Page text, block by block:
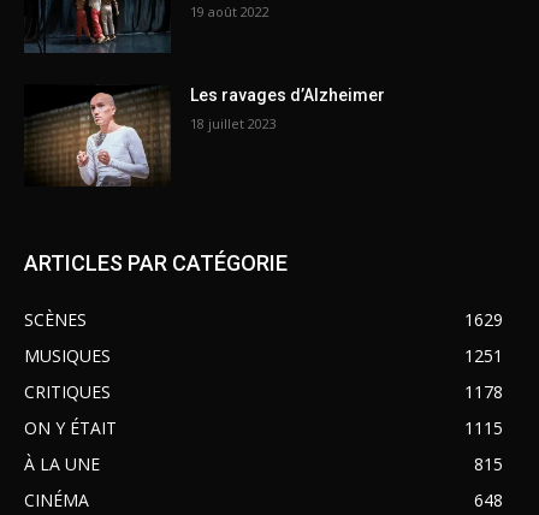
19 août 2022
Les ravages d’Alzheimer
18 juillet 2023
ARTICLES PAR CATÉGORIE
SCÈNES
1629
MUSIQUES
1251
CRITIQUES
1178
ON Y ÉTAIT
1115
À LA UNE
815
CINÉMA
648